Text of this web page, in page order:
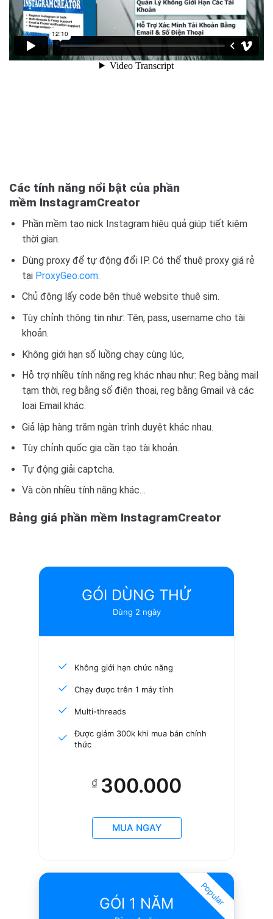
Các tính năng nổi bật của phần
mềm InstagramCreator
Phần mềm tạo nick Instagram hiệu quả giúp tiết kiệm
thời gian.
Dùng proxy để tự động đổi IP. Có thể thuê proxy giá rẻ
tại ProxyGeo.com.
Chủ động lấy code bên thuê website thuê sim.
Tùy chỉnh thông tin như: Tên, pass, username cho tài
khoản.
Không giới hạn số luồng chạy cùng lúc,
Hỗ trợ nhiều tính năng reg khác nhau như: Reg bằng mail
tạm thời, reg bằng số điện thoại, reg bằng Gmail và các
loại Email khác.
Giả lập hàng trăm ngàn trình duyệt khác nhau.
Tùy chỉnh quốc gia cần tạo tài khoản.
Tự động giải captcha.
Và còn nhiều tính năng khác…
Bảng giá phần mềm InstagramCreator
GÓI DÙNG THỬ
Dùng 2 ngày
Không giới hạn chức năng
Chạy được trên 1 máy tính
Multi-threads
Được giảm 300k khi mua bản chính
thức
₫ 300.000
MUA NGAY
GÓI 1 NĂM Popular